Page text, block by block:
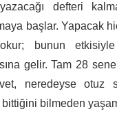
defteri
başlar. Yapacak
bunun
gelir. Tam 28
neredeyse otuz
bittiğini bilmeden